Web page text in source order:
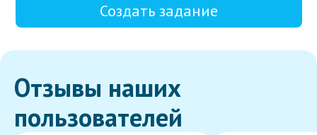
Создать задание
Отзывы наших
пользователей